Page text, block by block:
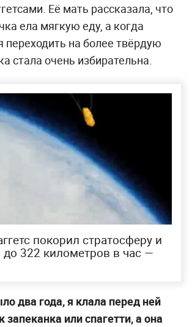
Её мать рассказала, что
ела мягкую еду, а когда
на более твёрдую
стала очень избирательна.
покорил стратосферу и
до 322 километров в час —
два года, я клала перед ней
запеканка или спагетти, а она